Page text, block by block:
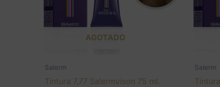
AGOTADO
Salerm
Tintura 7,77 Salermvison 75 ml.
Salerm